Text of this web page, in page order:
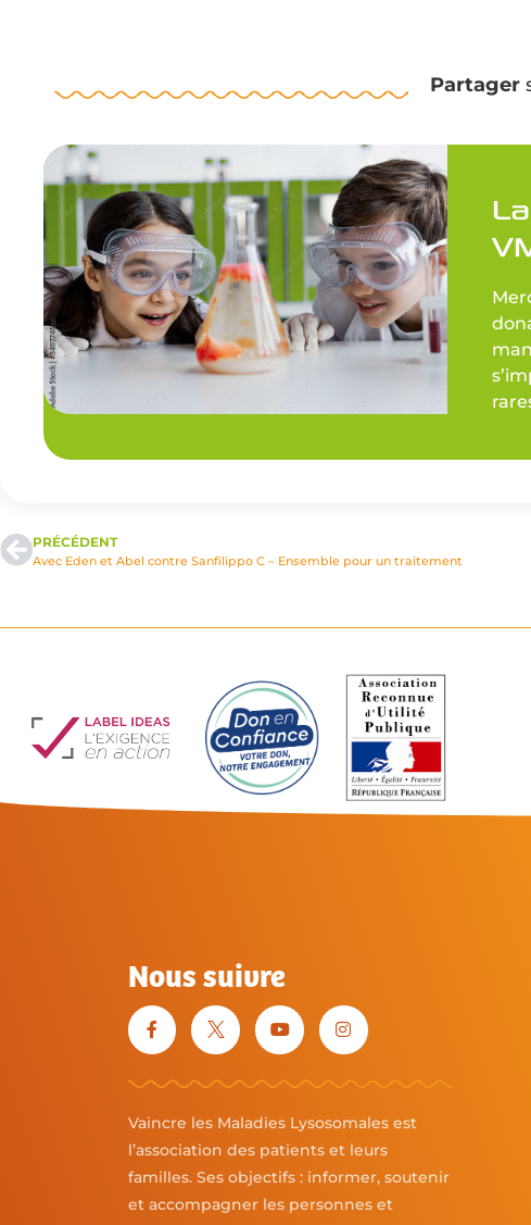
Partager
PRÉCÉDENT
Avec Eden et Abel contre Sanfilippo C – Ensemble pour un traitement
Nous suivre
Vaincre les Maladies Lysosomales est
l’association des patients et leurs
familles. Ses objectifs : informer, soutenir
et accompagner les personnes et